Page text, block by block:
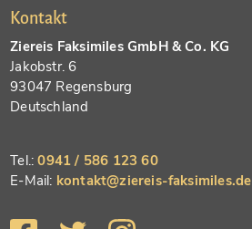
Kontakt
Ziereis Faksimiles GmbH & Co. KG
Jakobstr. 6
93047 Regensburg
Deutschland
Tel.:0941 / 586 123 60
E-Mail: kontakt@ziereis-faksimiles.de